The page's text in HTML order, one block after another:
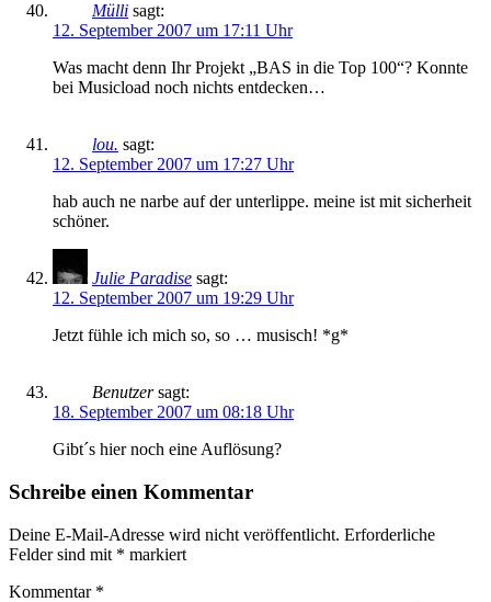
Mülli sagt:
12. September 2007 um 17:11 Uhr
Was macht denn Ihr Projekt „BAS in die Top 100“? Konnte
bei Musicload noch nichts entdecken…
lou. sagt:
12. September 2007 um 17:27 Uhr
hab auch ne narbe auf der unterlippe. meine ist mit sicherheit
schöner.
Julie Paradise sagt:
12. September 2007 um 19:29 Uhr
Jetzt fühle ich mich so, so … musisch! *g*
Benutzer sagt:
18. September 2007 um 08:18 Uhr
Gibt´s hier noch eine Auflösung?
Schreibe einen Kommentar
Deine E-Mail-Adresse wird nicht veröffentlicht. Erforderliche
Felder sind mit * markiert
Kommentar *